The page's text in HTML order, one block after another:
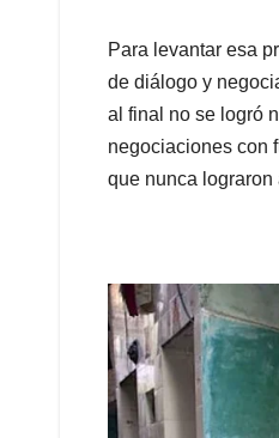
Para levantar esa
de diálogo y
al final no se logró
negociaciones con
que nunca